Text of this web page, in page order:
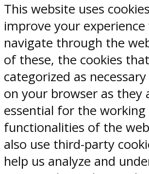
This website uses
improve your
navigate through the
of these, the cookies
categorized as
on your browser as they
essential for the working
functionalities of the
also use third-party
help us analyze and